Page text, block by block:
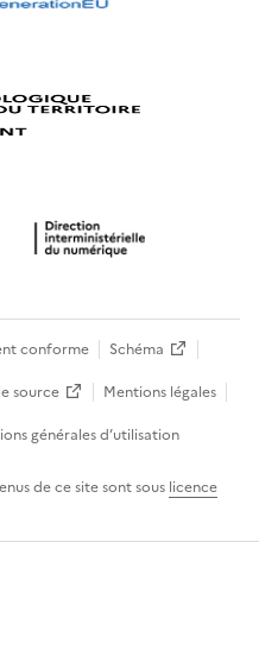
conforme
Schéma
source
Mentions légales
générales d’utilisation
de ce site sont sous licence